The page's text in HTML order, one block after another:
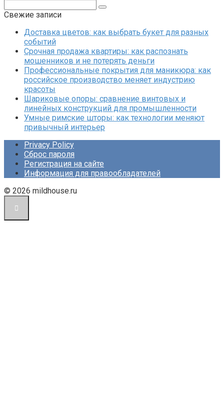
Свежие записи
Доставка цветов: как выбрать букет для разных
событий
Срочная продажа квартиры: как распознать
мошенников и не потерять деньги
Профессиональные покрытия для маникюра: как
российское производство меняет индустрию
красоты
Шариковые опоры: сравнение винтовых и
линейных конструкций для промышленности
Умные римские шторы: как технологии меняют
привычный интерьер
Privacy Policy
Сброс пароля
Регистрация на сайте
Информация для правообладателей
© 2026 mildhouse.ru